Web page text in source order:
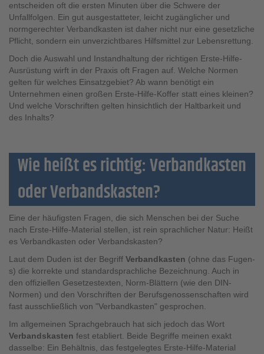
entscheiden oft die ersten Minuten über die Schwere der
Unfallfolgen. Ein gut ausgestatteter, leicht zugänglicher und
normgerechter Verbandkasten ist daher nicht nur eine gesetzliche
Pflicht, sondern ein unverzichtbares Hilfsmittel zur Lebensrettung.
Doch die Auswahl und Instandhaltung der richtigen Erste-Hilfe-
Ausrüstung wirft in der Praxis oft Fragen auf. Welche Normen
gelten für welches Einsatzgebiet? Ab wann benötigt ein
Unternehmen einen großen Erste-Hilfe-Koffer statt eines kleinen?
Und welche Vorschriften gelten hinsichtlich der Haltbarkeit und
des Inhalts?
Wie heißt es richtig: Verbandkasten
oder Verbandskasten?
Eine der häufigsten Fragen, die sich Menschen bei der Suche
nach Erste-Hilfe-Material stellen, ist rein sprachlicher Natur: Heißt
es Verbandkasten oder Verbandskasten?
Laut dem Duden ist der Begriff Verbandkasten (ohne das Fugen-
s) die korrekte und standardsprachliche Bezeichnung. Auch in
den offiziellen Gesetzestexten, Norm-Blättern (wie den DIN-
Normen) und den Vorschriften der Berufsgenossenschaften wird
fast ausschließlich von "Verbandkasten" gesprochen.
Im allgemeinen Sprachgebrauch hat sich jedoch das Wort
Verbandskasten fest etabliert. Beide Begriffe meinen exakt
dasselbe: Ein Behältnis, das festgelegtes Erste-Hilfe-Material